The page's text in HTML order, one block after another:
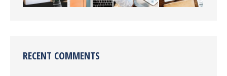
RECENT COMMENTS